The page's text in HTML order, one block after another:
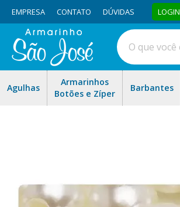
EMPRESA CONTATO DÚVIDAS
Agulhas
Armarinhos
Botões e Zíper
Barbantes